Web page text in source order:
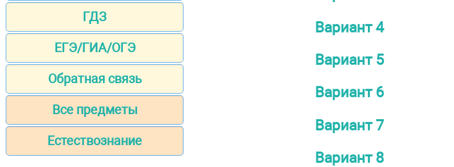
ГДЗ
ЕГЭ/ГИА/ОГЭ
Обратная связь
Все предметы
Естествознание
Вариант 4
Вариант 5
Вариант 6
Вариант 7
Вариант 8